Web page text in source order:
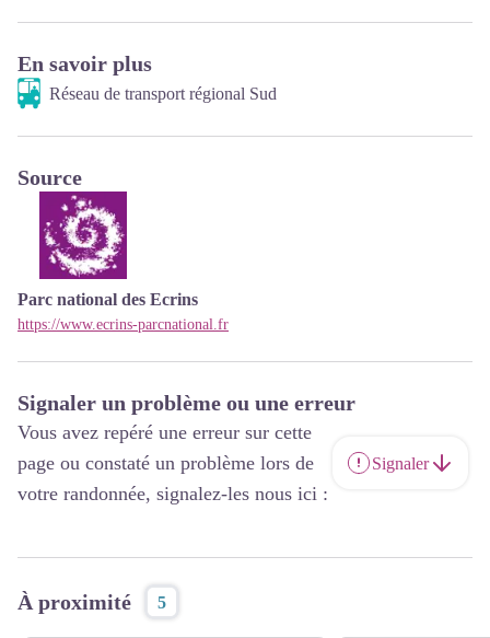
En savoir plus
Réseau de transport régional Sud
Source
Parc national des Ecrins
https://www.ecrins-parcnational.fr
Signaler un problème ou une erreur
Vous avez repéré une erreur sur cette
page ou constaté un problème lors de
votre randonnée, signalez-les nous ici :
Signaler
À proximité 5